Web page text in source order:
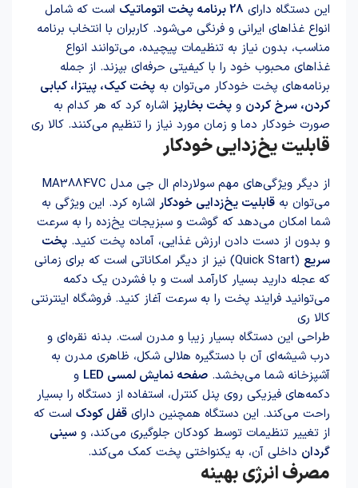
این دستگاه دارای 28 برنامه پخت اتوماتیک
است که شامل
انواع غذاهای ایرانی و فرنگی می‌شود. کاربران با انتخاب برنامه
مناسب، بدون نیاز به تنظیمات پیچیده، می‌توانند انواع
غذاهای محبوب خود را با کیفیتی حرفه‌ای بپزند. از جمله
برنامه‌های پخت خودکار می‌توان به پخت کیک، پیتزا، کبابی
کردن، سرخ کردن و پخت بخارپز اشاره کرد که هر کدام به
صورت خودکار دما و زمان مورد نیاز را تنظیم می‌کنند. کالا ری
قابلیت یخ‌زدایی خودکار
از دیگر ویژگی‌های مهم سولاردام ال جی مدل MA3884VC
می‌توان به قابلیت یخ‌زدایی خودکار اشاره کرد. این ویژگی به
شما امکان می‌دهد که گوشت و سبزیجات یخ‌زده را به سرعت
و بدون از دست دادن ارزش غذایی، آماده پخت کنید. پخت
سریع
(Quick Start) نیز از دیگر امکاناتی است که برای زمانی
که عجله دارید بسیار کارآمد است و با فشردن یک دکمه
می‌توانید فرایند پخت را به سرعت آغاز کنید. فروشگاه اینترنتی
کالا ری
طراحی این دستگاه بسیار زیبا و مدرن است. بدنه نقره‌ای و
درب شیشه‌ای آن با دستگیره هلالی شکل، ظاهری مدرن به
آشپزخانه شما می‌بخشد. صفحه نمایش لمسی LED
و
دکمه‌های فیزیکی روی پنل کنترل، استفاده از دستگاه را بسیار
راحت می‌کند. این دستگاه همچنین دارای قفل کودک است که
از تغییر تنظیمات توسط کودکان جلوگیری می‌کند، و سینی
گردان داخلی آن، به یکنواختی پخت کمک می‌کند.
مصرف انرژی بهینه